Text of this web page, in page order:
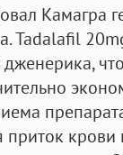
Камагра
Tadalafil
крови